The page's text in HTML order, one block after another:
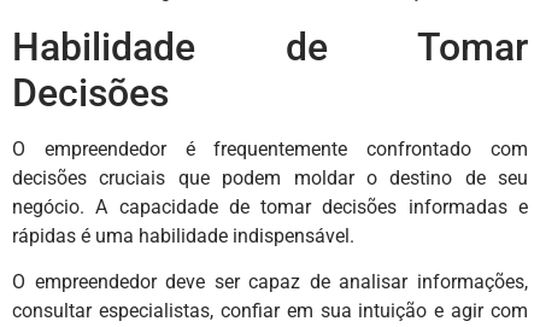
Habilidade de Tomar
Decisões
O empreendedor é frequentemente confrontado com
decisões cruciais que podem moldar o destino de seu
negócio. A capacidade de tomar decisões informadas e
rápidas é uma habilidade indispensável.
O empreendedor deve ser capaz de analisar informações,
consultar especialistas, confiar em sua intuição e agir com